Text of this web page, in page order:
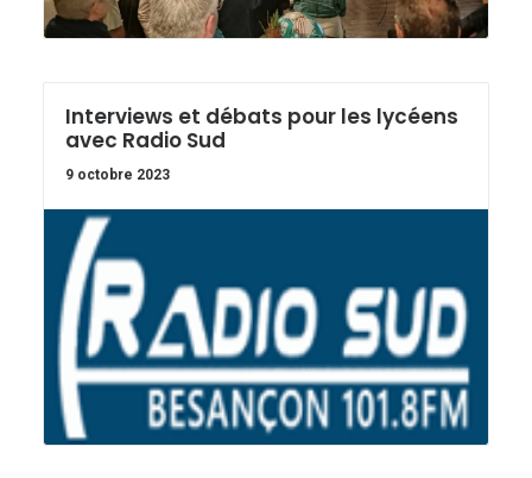
Interviews et débats pour les lycéens
avec Radio Sud
9 octobre 2023